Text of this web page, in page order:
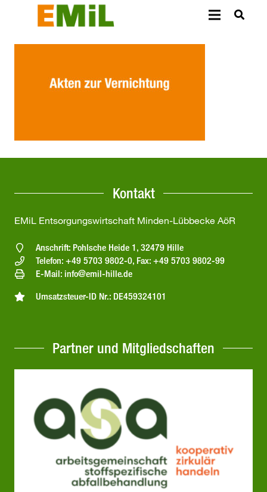
Kontakt
EMiL Entsorgungswirtschaft Minden-Lübbecke AöR
Anschrift: Pohlsche Heide 1, 32479 Hille
Telefon: +49 5703 9802-0, Fax: +49 5703 9802-99
E-Mail: info@emil-hille.de
Umsatzsteuer-ID Nr.: DE459324101
Partner und Mitgliedschaften